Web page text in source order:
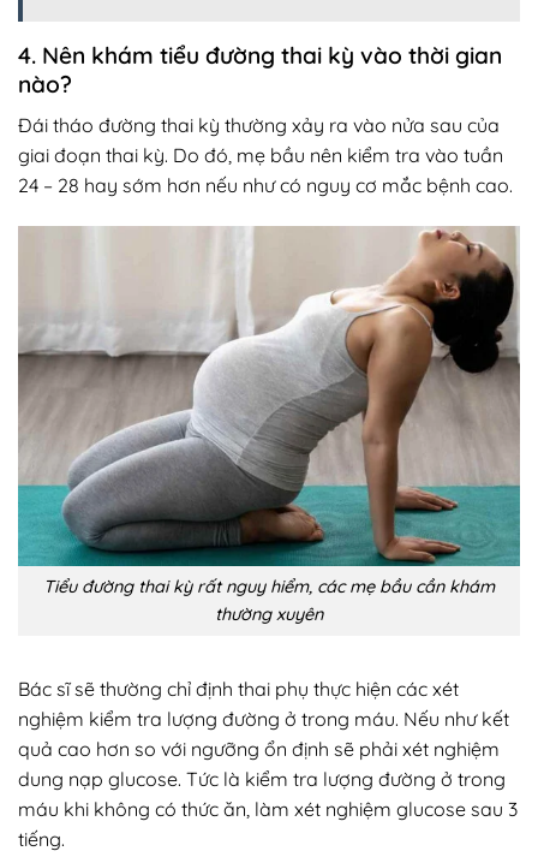
4. Nên khám tiểu đường thai kỳ vào thời gian
nào?
Đái tháo đường thai kỳ thường xảy ra vào nửa sau của
giai đoạn thai kỳ. Do đó, mẹ bầu nên kiểm tra vào tuần
24 – 28 hay sớm hơn nếu như có nguy cơ mắc bệnh cao.
Tiểu đường thai kỳ rất nguy hiểm, các mẹ bầu cần khám
thường xuyên
Bác sĩ sẽ thường chỉ định thai phụ thực hiện các xét
nghiệm kiểm tra lượng đường ở trong máu. Nếu như kết
quả cao hơn so với ngưỡng ổn định sẽ phải xét nghiệm
dung nạp glucose. Tức là kiểm tra lượng đường ở trong
máu khi không có thức ăn, làm xét nghiệm glucose sau 3
tiếng.